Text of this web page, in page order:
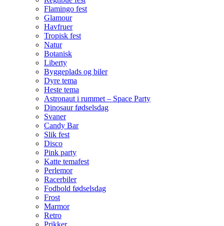
Flamingo fest
Glamour
Havfruer
Tropisk fest
Natur
Botanisk
Liberty
Byggeplads og biler
Dyre tema
Heste tema
Astronaut i rummet – Space Party
Dinosaur fødselsdag
Svaner
Candy Bar
Slik fest
Disco
Pink party
Katte temafest
Perlemor
Racerbiler
Fodbold fødselsdag
Frost
Marmor
Retro